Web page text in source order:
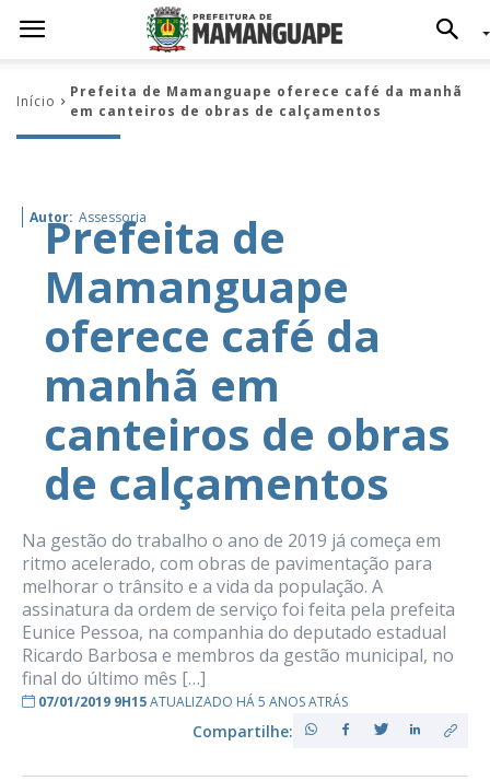
Início
Prefeita de Mamanguape oferece café da manhã
em canteiros de obras de calçamentos
Autor: Assessoria
Prefeita de
Mamanguape
oferece café da
manhã em
canteiros de obras
de calçamentos
Na gestão do trabalho o ano de 2019 já começa em
ritmo acelerado, com obras de pavimentação para
melhorar o trânsito e a vida da população. A
assinatura da ordem de serviço foi feita pela prefeita
Eunice Pessoa, na companhia do deputado estadual
Ricardo Barbosa e membros da gestão municipal, no
final do último mês […]
07/01/2019 9H15ATUALIZADO HÁ 5 ANOS ATRÁS
Compartilhe: